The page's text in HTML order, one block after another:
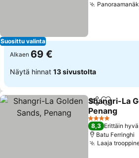
Suosittu valinta
Alkaen 69 €
Näytä hinnat 13 sivustolta
Jaa Lisää
Shangri-La
Penang
Katso hinnat
4 Tähtiluokitus
8,3 Erittäin hyvä
Batu Ferringhi
Laaja